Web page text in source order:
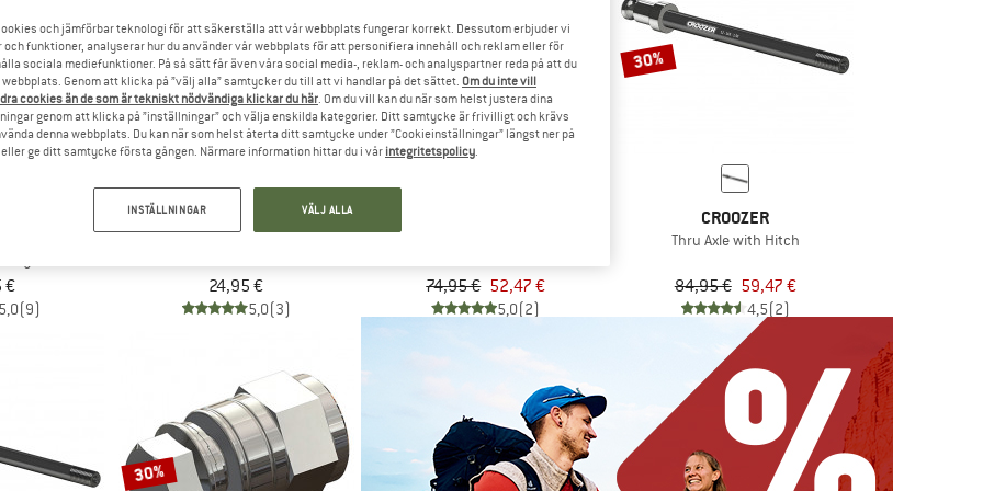
€
5,0(9)
24,95 €
5,0(3)
30%
74,95 € 52,47 €
5,0(2)
30%
CROOZER
Thru Axle with Hitch
84,95 € 59,47 €
4,5(2)
30%
och jämförbar teknologi för att säkerställa att vår webbplats fungerar korrekt. Dessutom erbjuder vi
funktioner, analyserar hur du använder vår webbplats för att personifiera innehåll och reklam eller för
sociala mediefunktioner. På så sätt får även våra social media-, reklam- och analyspartner reda på att du
Genom att klicka på ”välj alla” samtycker du till att vi handlar på det sättet. Om du inte vill
cookies än de som är tekniskt nödvändiga klickar du här. Om du vill kan du när som helst justera dina
genom att klicka på ”inställningar” och välja enskilda kategorier. Ditt samtycke är frivilligt och krävs
denna webbplats. Du kan när som helst återta ditt samtycke under ”Cookieinställningar” längst ner på
ge ditt samtycke första gången. Närmare information hittar du i vår integritetspolicy.
INSTÄLLNINGAR VÄLJ ALLA